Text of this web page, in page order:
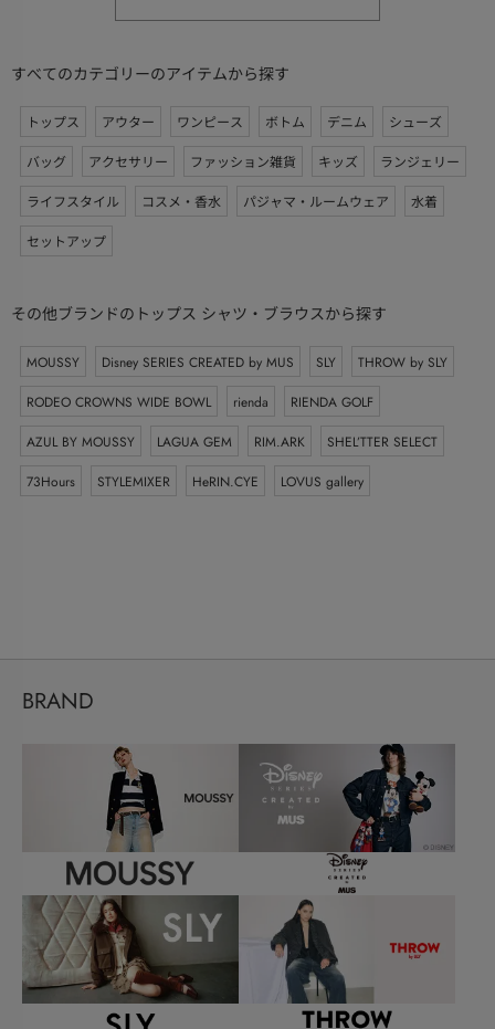
すべてのカテゴリーのアイテムから探す
トップス アウター ワンピース ボトム デニム
シューズ
バッグ
アクセサリー ファッション雑貨 キッズ
ランジェリー
ライフスタイル
コスメ・香水 パジャマ・ルームウェア
水着
セットアップ
その他ブランドのトップス シャツ・ブラウスから探す
MOUSSY Disney SERIES CREATED by MUS SLY
THROW by SLY
RODEO CROWNS WIDE BOWL
rienda
RIENDA GOLF
AZUL BY MOUSSY
LAGUA GEM RIM.ARK
SHEL’TTER SELECT
73Hours
STYLEMIXER HeRIN.CYE LOVUS gallery
BRAND